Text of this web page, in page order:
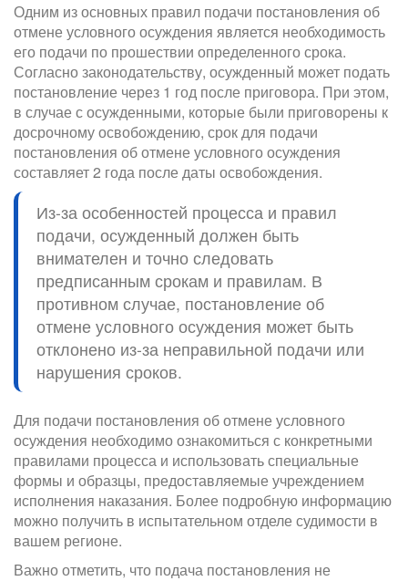
Одним из основных правил подачи постановления об
отмене условного осуждения является необходимость
его подачи по прошествии определенного срока.
Согласно законодательству, осужденный может подать
постановление через 1 год после приговора. При этом,
в случае с осужденными, которые были приговорены к
досрочному освобождению, срок для подачи
постановления об отмене условного осуждения
составляет 2 года после даты освобождения.
Из-за особенностей процесса и правил
подачи, осужденный должен быть
внимателен и точно следовать
предписанным срокам и правилам. В
противном случае, постановление об
отмене условного осуждения может быть
отклонено из-за неправильной подачи или
нарушения сроков.
Для подачи постановления об отмене условного
осуждения необходимо ознакомиться с конкретными
правилами процесса и использовать специальные
формы и образцы, предоставляемые учреждением
исполнения наказания. Более подробную информацию
можно получить в испытательном отделе судимости в
вашем регионе.
Важно отметить, что подача постановления не